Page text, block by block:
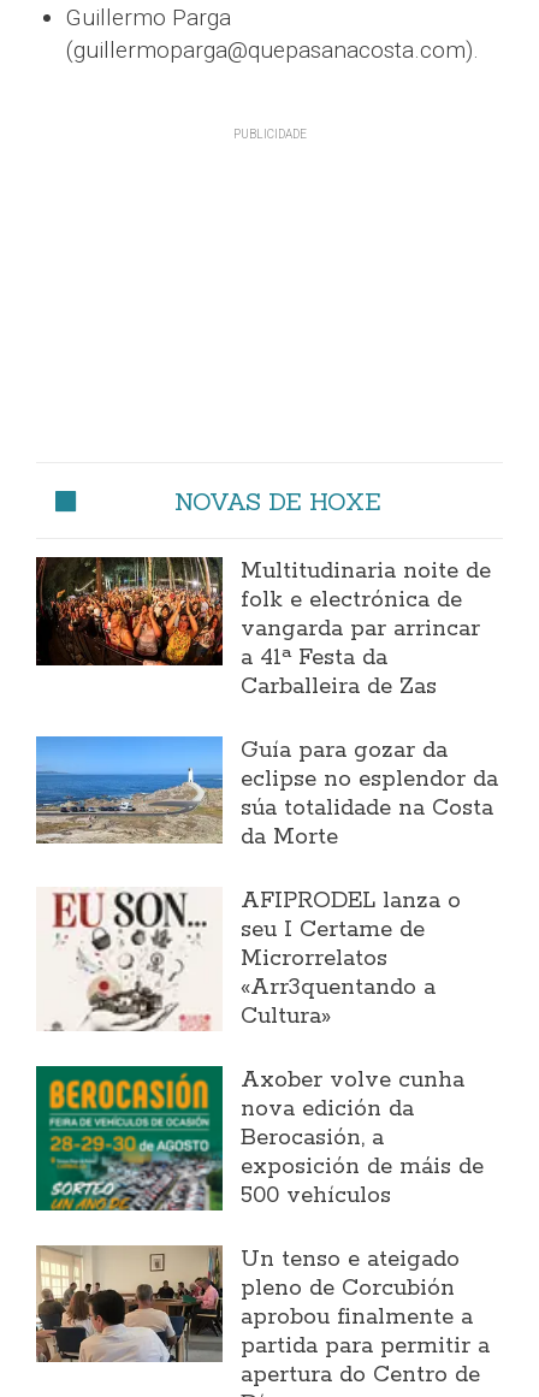
Guillermo Parga
(guillermoparga@quepasanacosta.com).
NOVAS DE HOXE
Multitudinaria noite de
folk e electrónica de
vangarda par arrincar
a 41ª Festa da
Carballeira de Zas
Guía para gozar da
eclipse no esplendor da
súa totalidade na Costa
da Morte
AFIPRODEL lanza o
seu I Certame de
Microrrelatos
«Arr3quentando a
Cultura»
Axober volve cunha
nova edición da
Berocasión, a
exposición de máis de
500 vehículos
Un tenso e ateigado
pleno de Corcubión
aprobou finalmente a
partida para permitir a
apertura do Centro de